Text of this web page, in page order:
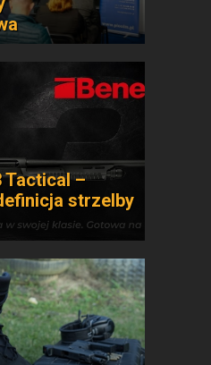
Tactical –
strzelby